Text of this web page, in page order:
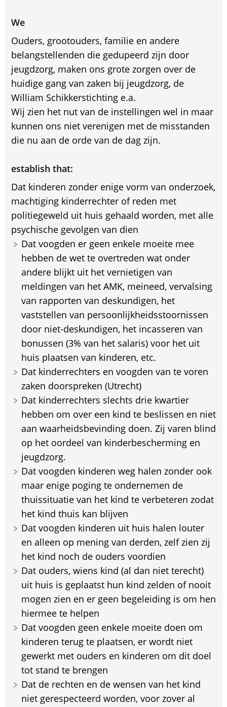
We
Ouders, grootouders, familie en andere
belangstellenden die gedupeerd zijn door
jeugdzorg, maken ons grote zorgen over de
huidige gang van zaken bij jeugdzorg, de
William Schikkerstichting e.a.
Wij zien het nut van de instellingen wel in maar
kunnen ons niet verenigen met de misstanden
die nu aan de orde van de dag zijn.
establish that:
Dat kinderen zonder enige vorm van onderzoek,
machtiging kinderrechter of reden met
politiegeweld uit huis gehaald worden, met alle
psychische gevolgen van dien
Dat voogden er geen enkele moeite mee
hebben de wet te overtreden wat onder
andere blijkt uit het vernietigen van
meldingen van het AMK, meineed, vervalsing
van rapporten van deskundigen, het
vaststellen van persoonlijkheidsstoornissen
door niet-deskundigen, het incasseren van
bonussen (3% van het salaris) voor het uit
huis plaatsen van kinderen, etc.
Dat kinderrechters en voogden van te voren
zaken doorspreken (Utrecht)
Dat kinderrechters slechts drie kwartier
hebben om over een kind te beslissen en niet
aan waarheidsbevinding doen. Zij varen blind
op het oordeel van kinderbescherming en
jeugdzorg.
Dat voogden kinderen weg halen zonder ook
maar enige poging te ondernemen de
thuissituatie van het kind te verbeteren zodat
het kind thuis kan blijven
Dat voogden kinderen uit huis halen louter
en alleen op mening van derden, zelf zien zij
het kind noch de ouders voordien
Dat ouders, wiens kind (al dan niet terecht)
uit huis is geplaatst hun kind zelden of nooit
mogen zien en er geen begeleiding is om hen
hiermee te helpen
Dat voogden geen enkele moeite doen om
kinderen terug te plaatsen, er wordt niet
gewerkt met ouders en kinderen om dit doel
tot stand te brengen
Dat de rechten en de wensen van het kind
niet gerespecteerd worden, voor zover al